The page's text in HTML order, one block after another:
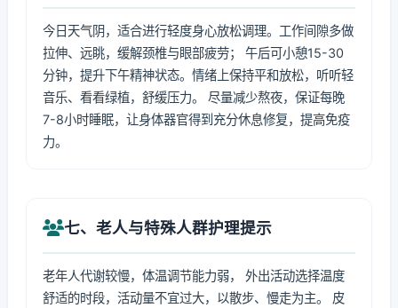
今日天气阴，适合进行轻度身心放松调理。工作间隙多做
拉伸、远眺，缓解颈椎与眼部疲劳； 午后可小憩15-30
分钟，提升下午精神状态。情绪上保持平和放松，听听轻
音乐、看看绿植，舒缓压力。 尽量减少熬夜，保证每晚
7-8小时睡眠，让身体器官得到充分休息修复，提高免疫
力。
七、老人与特殊人群护理提示
老年人代谢较慢，体温调节能力弱， 外出活动选择温度
舒适的时段，活动量不宜过大，以散步、慢走为主。 皮